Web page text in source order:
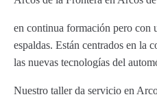
en continua formación pero con
espaldas. Están centrados en la
las nuevas tecnologías del
Nuestro taller da servicio en